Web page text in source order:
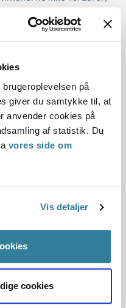
på
giver du samtykke til, at
anvender cookies på
af statistik. Du
vores side om
Vis detaljer
cookies
sin
en sanktion vil fremme
efter lovgivningen, at
vurdering.
af
dialogmøde, hvor
af
En
bedt om at orientere